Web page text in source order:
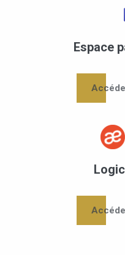
Espace